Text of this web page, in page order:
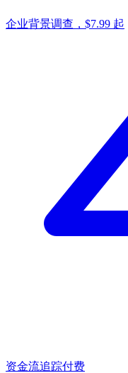
企业背景调查，$7.99 起
资金流追踪付费